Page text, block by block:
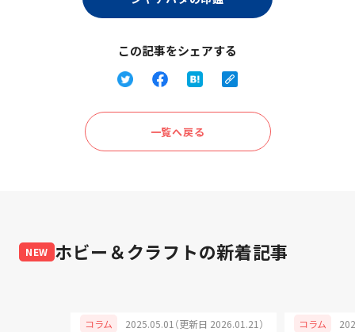
この記事をシェアする
一覧へ戻る
NEW ホビー＆クラフトの新着記事
コラム 2025.05.01（更新日 2026.01.21） コラム